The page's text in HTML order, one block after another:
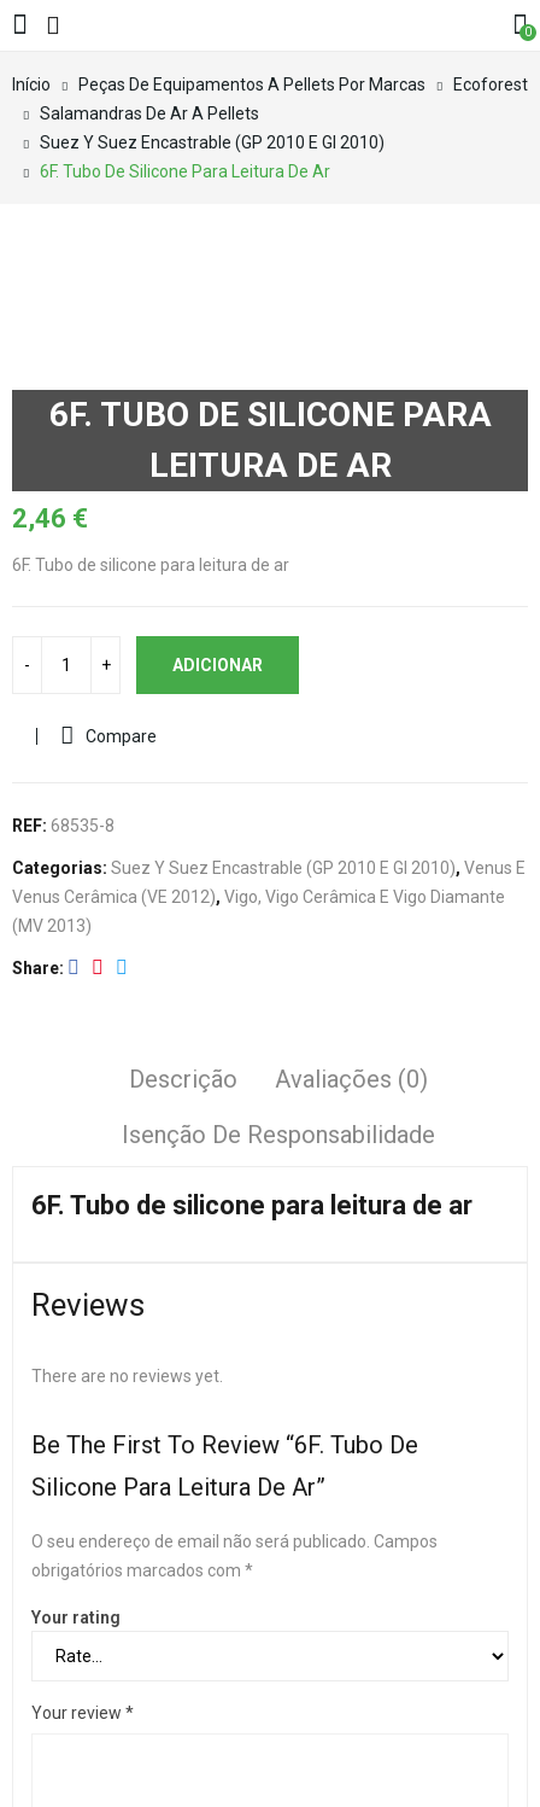
0
Início Peças De Equipamentos A Pellets Por Marcas
Ecoforest
Salamandras De Ar A Pellets
Suez Y Suez Encastrable (GP 2010 E GI 2010)
6F. Tubo De Silicone Para Leitura De Ar
6F. TUBO DE SILICONE PARA
LEITURA DE AR
2,46 €
6F. Tubo de silicone para leitura de ar
ADICIONAR
Compare
REF: 68535-8
Categorias: Suez Y Suez Encastrable (GP 2010 E GI 2010), Venus E
Venus Cerâmica (VE 2012), Vigo, Vigo Cerâmica E Vigo Diamante
(MV 2013)
Share
Descrição
Avaliações (0)
Isenção De Responsabilidade
6F. Tubo de silicone para leitura de ar
Reviews
There are no reviews yet.
Be The First To Review “6F. Tubo De
Silicone Para Leitura De Ar”
O seu endereço de email não será publicado. Campos
obrigatórios marcados com *
Your rating
Your review *